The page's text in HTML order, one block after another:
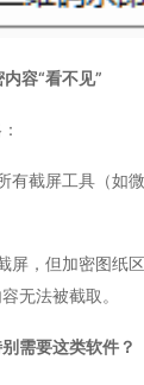
容“看不见”
有截屏工具（如微
屏，但加密图纸
无法被截取。
需要这类软件？